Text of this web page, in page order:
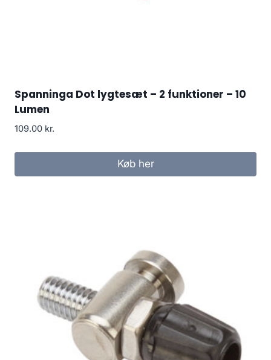
Spanninga Dot lygtesæt – 2 funktioner – 10
Lumen
109.00 kr.
Køb her